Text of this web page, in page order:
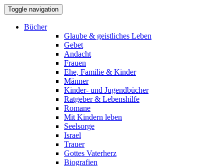
Toggle navigation
Bücher
Glaube & geistliches Leben
Gebet
Andacht
Frauen
Ehe, Familie & Kinder
Männer
Kinder- und Jugendbücher
Ratgeber & Lebenshilfe
Romane
Mit Kindern leben
Seelsorge
Israel
Trauer
Gottes Vaterherz
Biografien